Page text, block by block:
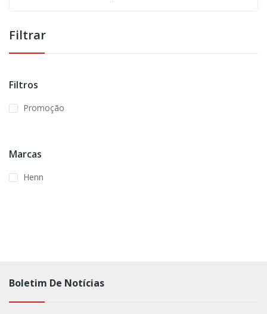
Filtrar
Filtros
Promoção
Marcas
Henn
Boletim De Notícias